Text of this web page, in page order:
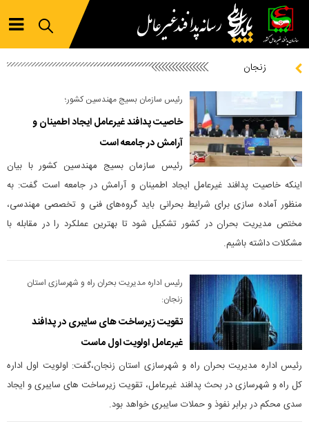
زنجان
رئیس سازمان بسیج مهندسین کشور؛
خاصیت پدافند غیرعامل ایجاد اطمینان و
آرامش در جامعه است
رئیس سازمان بسیج مهندسین کشور با بیان
اینکه خاصیت پدافند غیرعامل ایجاد اطمینان و آرامش در جامعه است گفت: به
منظور آماده سازی برای شرایط بحرانی باید گروه‌های فنی و تخصصی مهندسی،
مختص مدیریت بحران در کشور تشکیل شود تا بهترین عملکرد را در مقابله با
مشکلات داشته باشیم.
رئیس اداره مدیریت بحران راه و شهرسازی استان
زنجان:
تقویت زیرساخت های سایبری در پدافند
غیرعامل اولویت اول ماست
رئیس اداره مدیریت بحران راه و شهرسازی استان زنجان،گفت: اولویت اول اداره
کل راه و شهرسازی در بحث پدافند غیرعامل، تقویت زیرساخت های سایبری و ایجاد
سدی محکم در برابر نفوذ و حملات سایبری خواهد بود.